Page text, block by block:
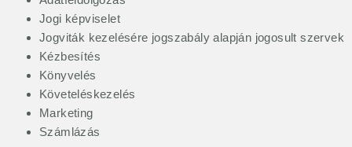
Jogi képviselet
Jogviták kezelésére jogszabály alapján jogosult szervek
Kézbesítés
Könyvelés
Követeléskezelés
Marketing
Számlázás